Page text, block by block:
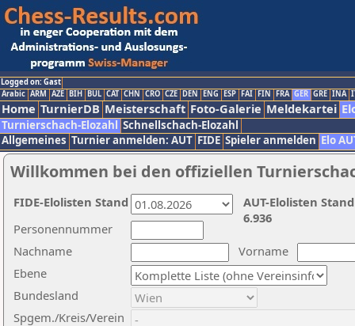
Logged on: Gast
Arabic ARM AZE BIH BUL CAT CHN CRO CZE DEN ENG ESP FAI FIN FRA GER GRE INA
Home TurnierDB Meisterschaft Foto-Galerie Meldekartei
Turnierschach-Elozahl Schnellschach-Elozahl
Allgemeines Turnier anmelden: AUT FIDE Spieler anmelden Elo
Willkommen bei den offiziellen
Nachname
Vorname
Ebene
Personennummer
Bundesland
Spgem./Kreis/Verein
AUT-Elolisten
6.936
FIDE-Elolisten Stand